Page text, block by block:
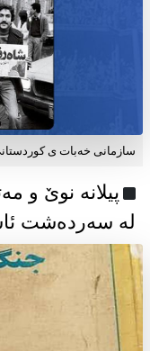
سازمانی خەبات ی
پیلانە نوێ و
لە سەردەشت